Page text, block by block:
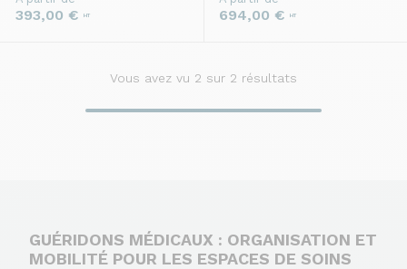
GUÉRIDONS MÉDICAUX : ORGANISATION ET
MOBILITÉ POUR LES ESPACES DE SOINS
393,00 € HT 694,00 € HT
Vous avez vu 2 sur 2 résultats